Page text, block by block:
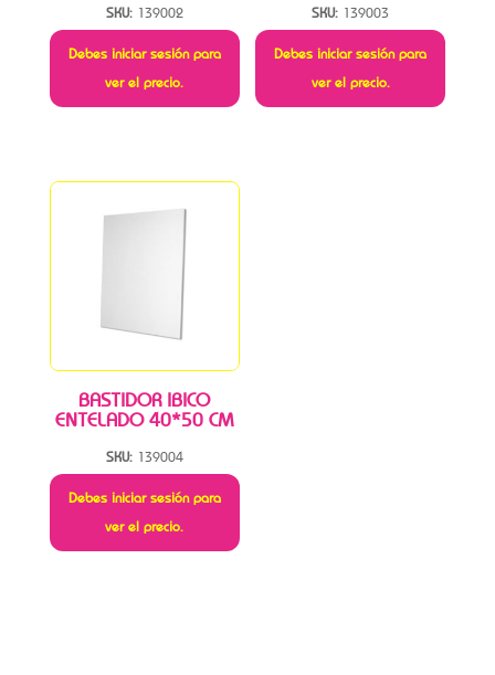
SKU: 139002
Debes iniciar sesión para
ver el precio.
SKU: 139003
Debes iniciar sesión para
ver el precio.
BASTIDOR IBICO
ENTELADO 40*50 CM
SKU: 139004
Debes iniciar sesión para
ver el precio.